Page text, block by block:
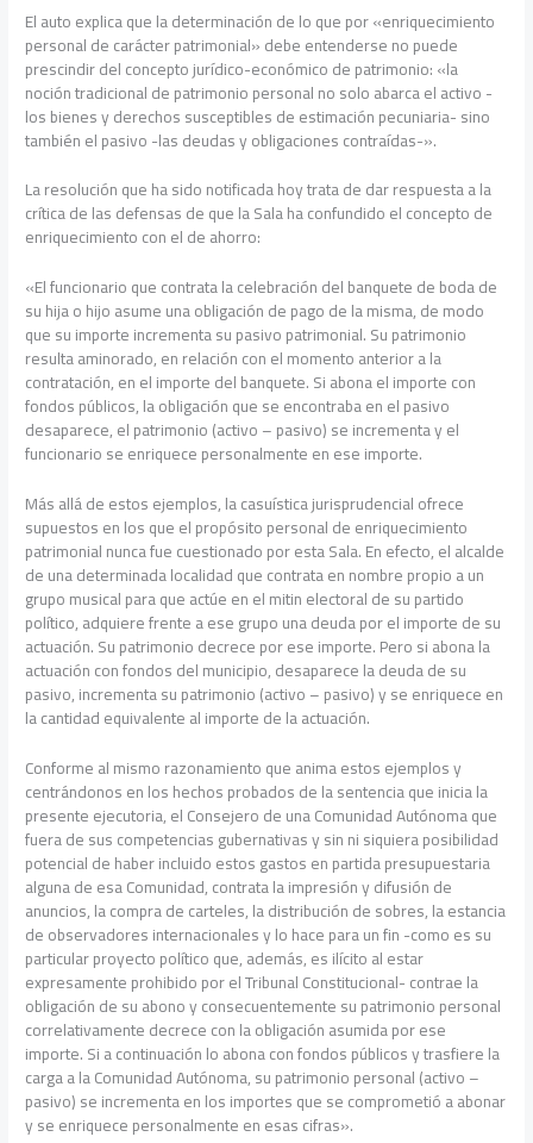
El auto explica que la determinación de lo que por «enriquecimiento
personal de carácter patrimonial» debe entenderse no puede
prescindir del concepto jurídico-económico de patrimonio: «la
noción tradicional de patrimonio personal no solo abarca el activo -
los bienes y derechos susceptibles de estimación pecuniaria- sino
también el pasivo -las deudas y obligaciones contraídas-».
La resolución que ha sido notificada hoy trata de dar respuesta a la
crítica de las defensas de que la Sala ha confundido el concepto de
enriquecimiento con el de ahorro:
«El funcionario que contrata la celebración del banquete de boda de
su hija o hijo asume una obligación de pago de la misma, de modo
que su importe incrementa su pasivo patrimonial. Su patrimonio
resulta aminorado, en relación con el momento anterior a la
contratación, en el importe del banquete. Si abona el importe con
fondos públicos, la obligación que se encontraba en el pasivo
desaparece, el patrimonio (activo – pasivo) se incrementa y el
funcionario se enriquece personalmente en ese importe.
Más allá de estos ejemplos, la casuística jurisprudencial ofrece
supuestos en los que el propósito personal de enriquecimiento
patrimonial nunca fue cuestionado por esta Sala. En efecto, el alcalde
de una determinada localidad que contrata en nombre propio a un
grupo musical para que actúe en el mitin electoral de su partido
político, adquiere frente a ese grupo una deuda por el importe de su
actuación. Su patrimonio decrece por ese importe. Pero si abona la
actuación con fondos del municipio, desaparece la deuda de su
pasivo, incrementa su patrimonio (activo – pasivo) y se enriquece en
la cantidad equivalente al importe de la actuación.
Conforme al mismo razonamiento que anima estos ejemplos y
centrándonos en los hechos probados de la sentencia que inicia la
presente ejecutoria, el Consejero de una Comunidad Autónoma que
fuera de sus competencias gubernativas y sin ni siquiera posibilidad
potencial de haber incluido estos gastos en partida presupuestaria
alguna de esa Comunidad, contrata la impresión y difusión de
anuncios, la compra de carteles, la distribución de sobres, la estancia
de observadores internacionales y lo hace para un fin -como es su
particular proyecto político que, además, es ilícito al estar
expresamente prohibido por el Tribunal Constitucional- contrae la
obligación de su abono y consecuentemente su patrimonio personal
correlativamente decrece con la obligación asumida por ese
importe. Si a continuación lo abona con fondos públicos y trasfiere la
carga a la Comunidad Autónoma, su patrimonio personal (activo –
pasivo) se incrementa en los importes que se comprometió a abonar
y se enriquece personalmente en esas cifras».